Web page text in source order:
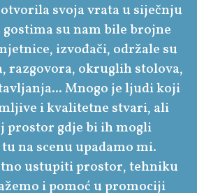
svoja vrata u siječnju
gostima su nam bile brojne
izvođači, održale su
razgovora, okruglih stolova,
Mnogo je ljudi koji
i kvalitetne stvari, ali
prostor gdje bi ih mogli
na scenu upadamo mi.
ustupiti prostor, tehniku
i pomoć u promociji